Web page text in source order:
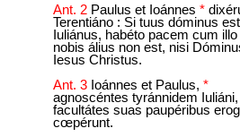
Ant. 2 Paulus et Ioánnes *
Terentiáno : Si tuus dóminus est
Iuliánus, habéto pacem cum illo
nobis álius non est, nisi
Iesus Christus.
Ant. 3 Ioánnes et Paulus, *
agnoscéntes tyránnidem Iuliáni,
facultátes suas paupéribus
cœpérunt.